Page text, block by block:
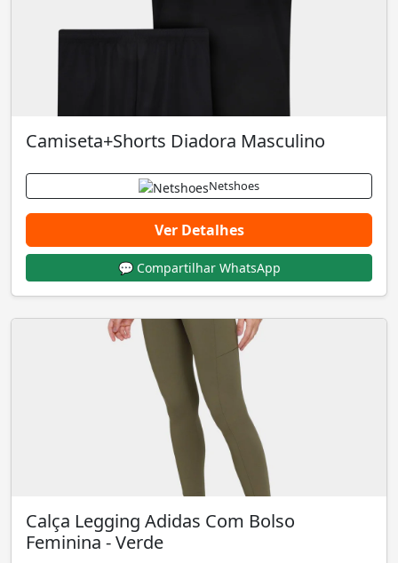
Camiseta+Shorts Diadora Masculino
Netshoes
Ver Detalhes
💬 Compartilhar WhatsApp
Calça Legging Adidas Com Bolso
Feminina - Verde